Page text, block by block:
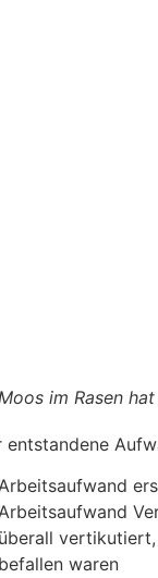
Moos im Rasen
entstandene
überall
befallen waren